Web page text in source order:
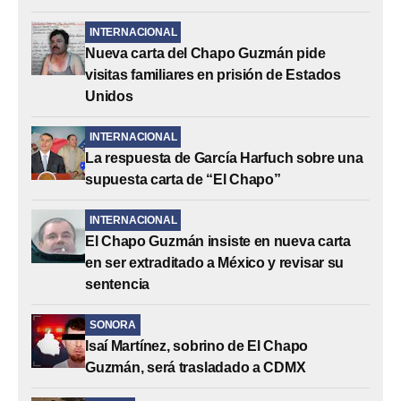
INTERNACIONAL
Nueva carta del Chapo Guzmán pide
visitas familiares en prisión de Estados
Unidos
INTERNACIONAL
La respuesta de García Harfuch sobre una
supuesta carta de “El Chapo”
INTERNACIONAL
El Chapo Guzmán insiste en nueva carta
en ser extraditado a México y revisar su
sentencia
SONORA
Isaí Martínez, sobrino de El Chapo
Guzmán, será trasladado a CDMX